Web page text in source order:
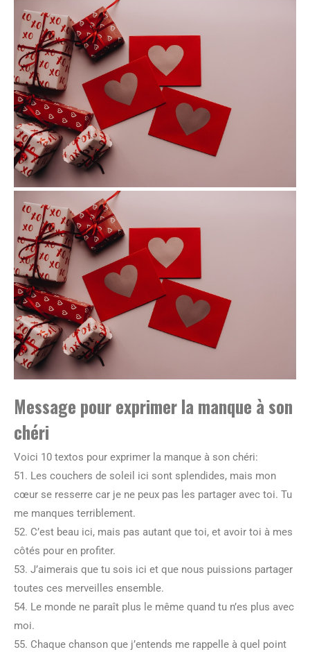
Message pour exprimer la manque à son
chéri
Voici 10 textos pour exprimer la manque à son chéri:
51. Les couchers de soleil ici sont splendides, mais mon
cœur se resserre car je ne peux pas les partager avec toi. Tu
me manques terriblement.
52. C’est beau ici, mais pas autant que toi, et avoir toi à mes
côtés pour en profiter.
53. J’aimerais que tu sois ici et que nous puissions partager
toutes ces merveilles ensemble.
54. Le monde ne paraît plus le même quand tu n’es plus avec
moi.
55. Chaque chanson que j’entends me rappelle à quel point